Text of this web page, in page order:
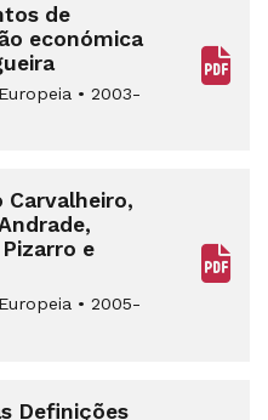
de
económica
• 2003-
e
• 2005-
Definições